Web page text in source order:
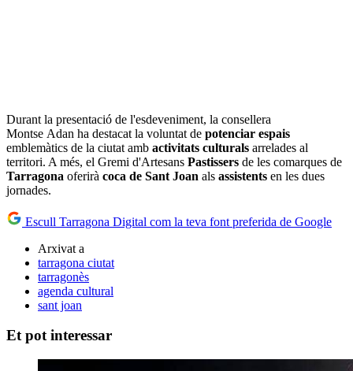
Durant la presentació de l'esdeveniment, la consellera
Montse Adan ha destacat la voluntat de potenciar espais
emblemàtics de la ciutat amb activitats culturals arrelades al
territori. A més, el Gremi d'Artesans Pastissers de les comarques de
Tarragona oferirà coca de Sant Joan als assistents en les dues
jornades.
Escull Tarragona Digital com la teva font preferida de Google
Arxivat a
tarragona ciutat
tarragonès
agenda cultural
sant joan
Et pot interessar